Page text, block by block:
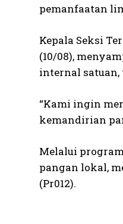
pemanfaatan
Kepala Seksi
(10/08),
internal
“Kami ingin
kemandirian
Melalui
pangan lokal,
(Pr012).